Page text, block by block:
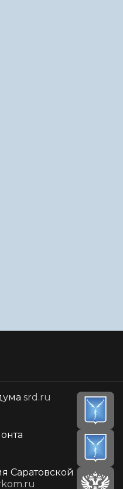
srd.ru
Саратовской